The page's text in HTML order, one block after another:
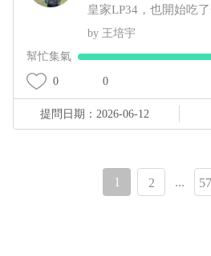
皇家LP34，也開始吃
善後，現在變得排便
次，變成2～3天一次
改吃皇家的FR31，請
王培宇
幫忙集氣
0 0
提問日期：2026-06-12
1 2 ...